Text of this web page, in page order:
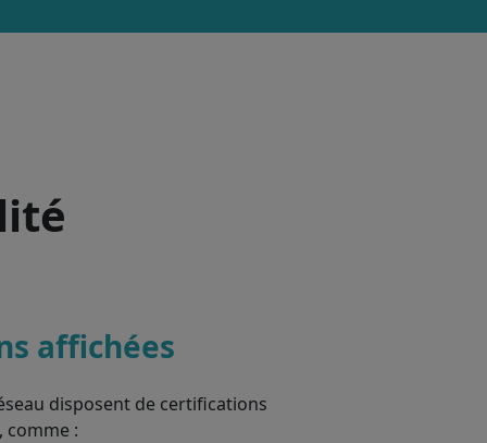
affichées
disposent de certifications
comme :